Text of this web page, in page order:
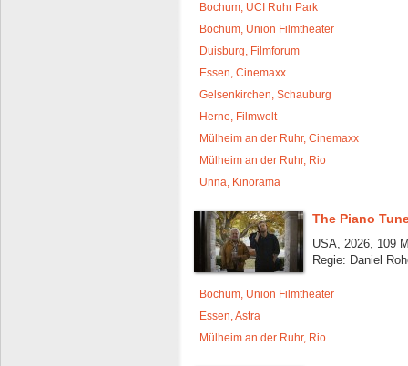
Bochum, UCI Ruhr Park
Bochum, Union Filmtheater
Duisburg, Filmforum
Essen, Cinemaxx
Gelsenkirchen, Schauburg
Herne, Filmwelt
Mülheim an der Ruhr, Cinemaxx
Mülheim an der Ruhr, Rio
Unna, Kinorama
The Piano
USA, 2026, 109
Regie: Daniel
Bochum, Union Filmtheater
Essen, Astra
Mülheim an der Ruhr, Rio